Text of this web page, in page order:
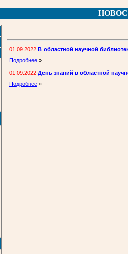
01.09.2022 В областной научной
Подробнее »
01.09.2022 День знаний в областной
Подробнее »